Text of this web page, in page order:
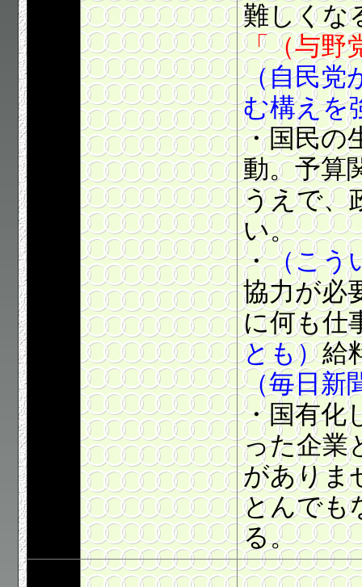
難しくな
「（与野
（自民党
む構えを
・国民の
動。予算
うえで、
い。
・（こう
協力が必
に何も仕
とも）給
（毎日新
・国有化
った企業
がありま
とんでも
る。